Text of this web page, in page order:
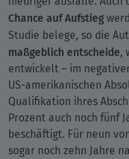
Chance auf Aufstieg
Studie belege, so die
maßgeblich entscheide,
entwickelt – im
US-amerikanischen
Qualifikation ihres
Prozent auch noch fünf
beschäftigt. Für neun
sogar noch zehn Jahre